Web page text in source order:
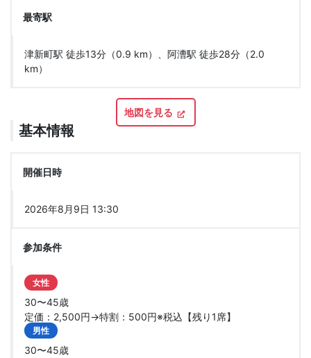
最寄駅
津新町駅 徒歩13分（0.9 km）、阿漕駅 徒歩28分（2.0
km）
地図を見る
基本情報
開催日時
2026年8月9日 13:30
参加条件
女性
30〜45歳
定価：2,500円→特割：500円※税込【残り1席】
男性
30〜45歳